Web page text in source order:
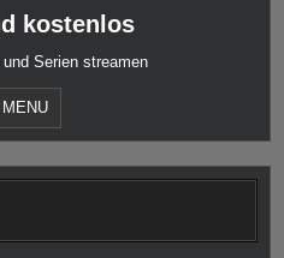
kostenlos
Serien streamen
MENU